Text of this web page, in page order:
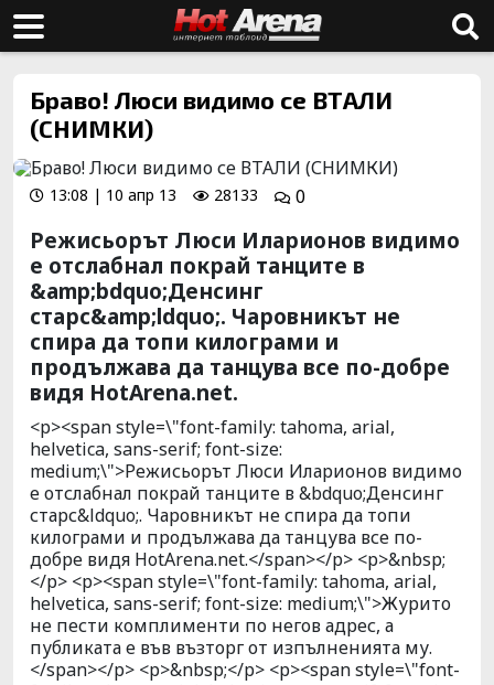
Браво! Люси видимо се ВТАЛИ
(СНИМКИ)
13:08 | 10 апр 13 28133 0
Режисьорът Люси Иларионов видимо
е отслабнал покрай танците в
&amp;bdquo;Денсинг
старс&amp;ldquo;. Чаровникът не
спира да топи килограми и
продължава да танцува все по-добре
видя HotArena.net.
<p><span style=\"font-family: tahoma, arial,
helvetica, sans-serif; font-size:
medium;\">Режисьорът Люси Иларионов видимо
е отслабнал покрай танците в &bdquo;Денсинг
старс&ldquo;. Чаровникът не спира да топи
килограми и продължава да танцува все по-
добре видя HotArena.net.</span></p> <p>&nbsp;
</p> <p><span style=\"font-family: tahoma, arial,
helvetica, sans-serif; font-size: medium;\">Журито
не пести комплименти по негов адрес, а
публиката е във възторг от изпълненията му.
</span></p> <p>&nbsp;</p> <p><span style=\"font-